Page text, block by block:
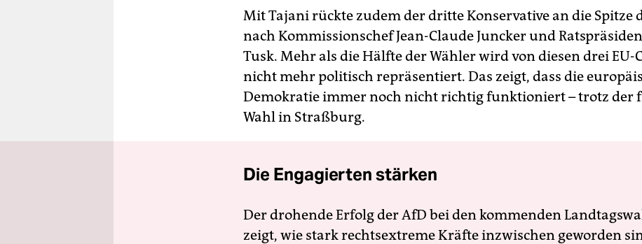
Mit Tajani rückte zudem der dritte Konservative an die Spitze
nach Kommissionschef Jean-Claude Juncker und
Tusk. Mehr als die Hälfte der Wähler wird von diesen drei EU-
nicht mehr politisch repräsentiert. Das zeigt, dass die
Demokratie immer noch nicht richtig funktioniert – trotz der
Wahl in Straßburg.
Die Engagierten stärken
Der drohende Erfolg der AfD bei den kommenden
zeigt, wie stark rechtsextreme Kräfte inzwischen geworden